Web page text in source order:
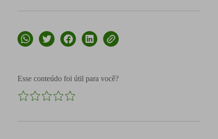
Esse conteúdo foi útil para você?